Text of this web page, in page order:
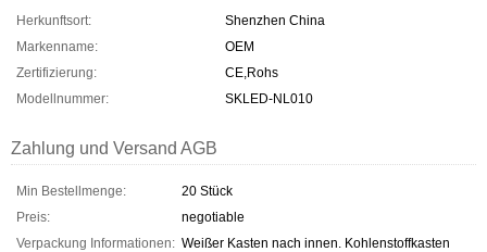
Herkunftsort:
Shenzhen China
Markenname:
OEM
Zertifizierung:
CE,Rohs
Modellnummer:
SKLED-NL010
Zahlung und Versand AGB
Min Bestellmenge:
20 Stück
Preis:
negotiable
Verpackung Informationen: Weißer Kasten nach innen. Kohlenstoffkasten